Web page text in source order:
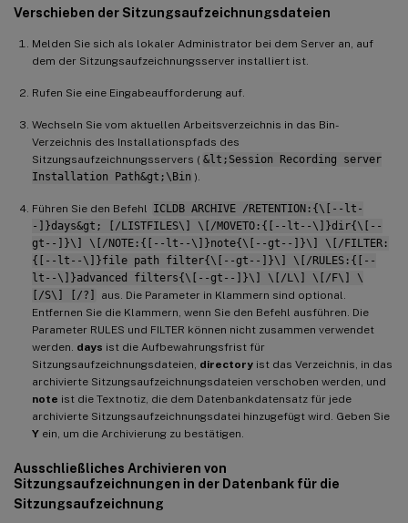
Verschieben der Sitzungsaufzeichnungsdateien
Melden Sie sich als lokaler Administrator bei dem Server an, auf
dem der Sitzungsaufzeichnungsserver installiert ist.
Rufen Sie eine Eingabeaufforderung auf.
Wechseln Sie vom aktuellen Arbeitsverzeichnis in das Bin-
Verzeichnis des Installationspfads des
Sitzungsaufzeichnungsservers ( &lt;Session Recording server
Installation Path&gt;\Bin ).
Führen Sie den Befehl
ICLDB ARCHIVE /RETENTION:{\[--lt-
-]}days&gt; [/LISTFILES\] \[/MOVETO:{[--lt--\]}dir{\[--
gt--]}\] \[/NOTE:{[--lt--\]}note{\[--gt--]}\] \[/FILTER:
{[--lt--\]}file path filter{\[--gt--]}\] \[/RULES:{[--
lt--\]}advanced filters{\[--gt--]}\] \[/L\] \[/F\] \
[/S\] [/?]
aus. Die Parameter in Klammern sind optional.
Entfernen Sie die Klammern, wenn Sie den Befehl ausführen. Die
Parameter RULES und FILTER können nicht zusammen verwendet
werden. days ist die Aufbewahrungsfrist für
Sitzungsaufzeichnungsdateien, directory ist das Verzeichnis, in das
archivierte Sitzungsaufzeichnungsdateien verschoben werden, und
note ist die Textnotiz, die dem Datenbankdatensatz für jede
archivierte Sitzungsaufzeichnungsdatei hinzugefügt wird. Geben Sie
Y ein, um die Archivierung zu bestätigen.
Ausschließliches Archivieren von
Sitzungsaufzeichnungen in der Datenbank für die
Sitzungsaufzeichnung